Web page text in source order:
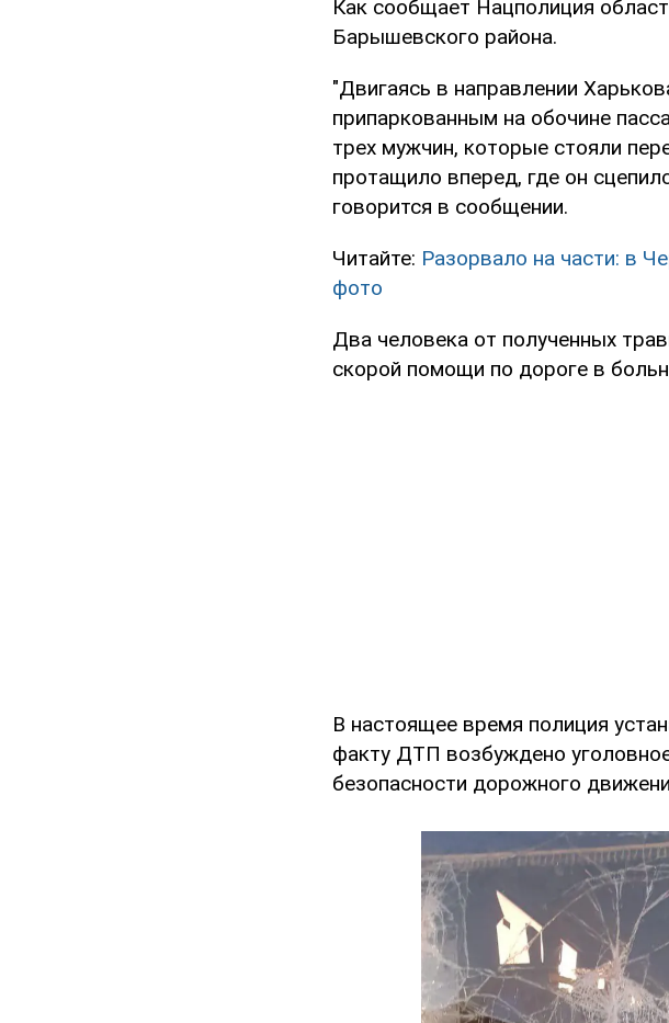
Как сообщает Нацполиция
Барышевского района.
"Двигаясь в направлении
припаркованным на обочине
трех мужчин, которые стояли
протащило вперед, где он
говорится в сообщении.
Читайте: Разорвало на части: в
фото
Два человека от полученных
скорой помощи по дороге в
В настоящее время полиция
факту ДТП возбуждено
безопасности дорожного